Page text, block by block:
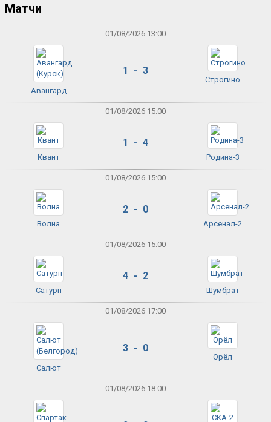
Матчи
01/08/2026 13:00
Авангард
1 - 3
Строгино
01/08/2026 15:00
Квант
1 - 4
Родина-3
01/08/2026 15:00
Волна
2 - 0
Арсенал-2
01/08/2026 15:00
Сатурн
4 - 2
Шумбрат
01/08/2026 17:00
Салют
3 - 0
Орёл
01/08/2026 18:00